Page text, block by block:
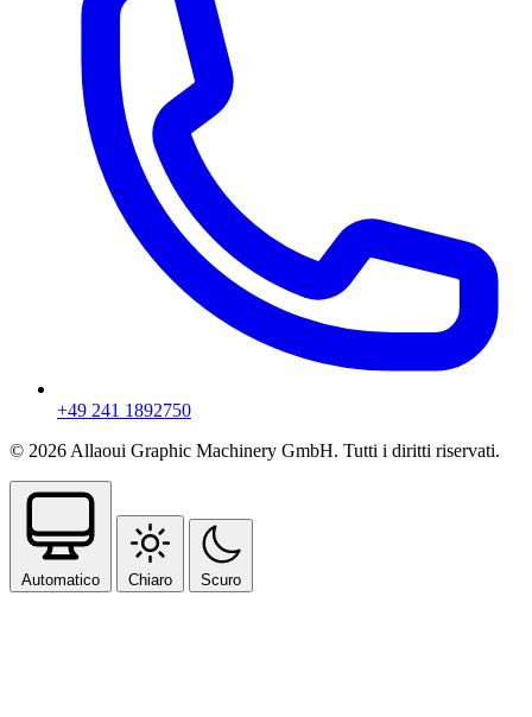
+49 241 1892750
© 2026 Allaoui Graphic Machinery GmbH. Tutti i diritti riservati.
Automatico Chiaro Scuro